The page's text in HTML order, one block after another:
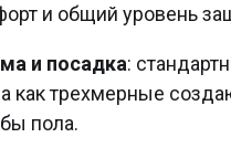
и общий уровень
и посадка:
как трехмерные
пола.